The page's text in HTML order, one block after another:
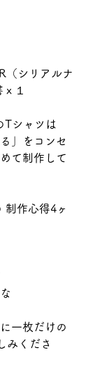
（シリアルナ
１
シャツは
」をコンセ
て制作して
作心得4ヶ
一枚だけの
みくださ